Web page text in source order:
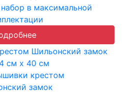
в максимальной
см х 40 см
крестом
замок